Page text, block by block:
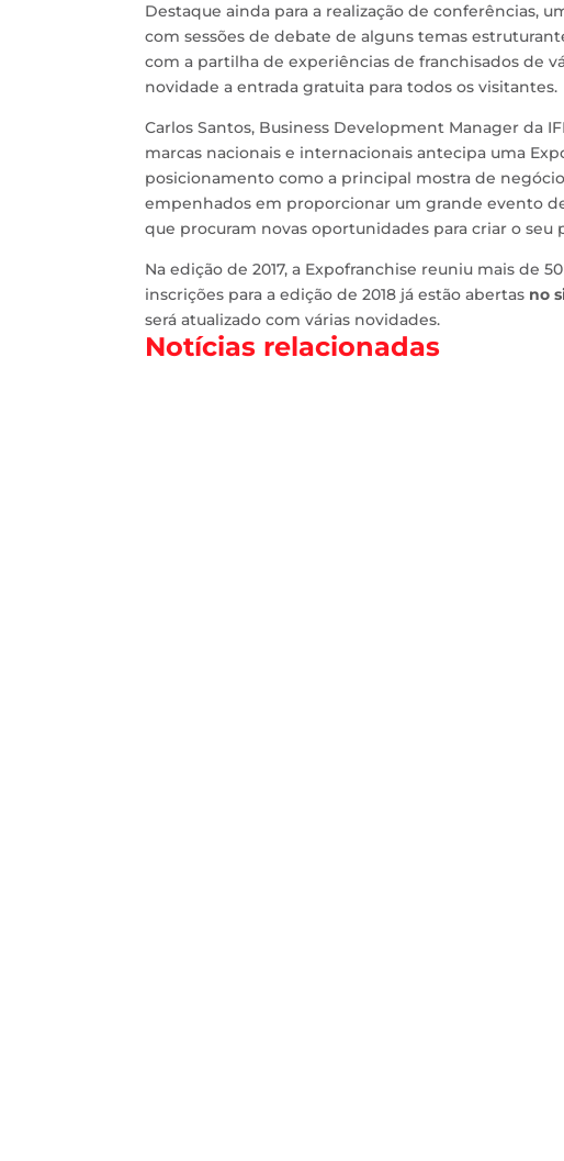
Destaque ainda para a realização de conferências,
com sessões de debate de alguns temas
com a partilha de experiências de franchisados de
novidade a entrada gratuita para todos os visitantes.
Carlos Santos, Business Development Manager da
marcas nacionais e internacionais antecipa uma
posicionamento como a principal mostra de
empenhados em proporcionar um grande evento
que procuram novas oportunidades para criar o seu
Na edição de 2017, a Expofranchise reuniu mais de
inscrições para a edição de 2018 já estão abertas no
será atualizado com várias novidades.
Notícias relacionadas